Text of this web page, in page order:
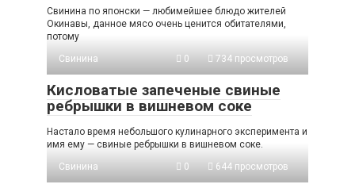
Свинина по японски — любимейшее блюдо жителей
Окинавы, данное мясо очень ценится обитателями,
потому
Свинина
0 734 просмотров
Кисловатые запеченые свиные
ребрышки в вишневом соке
Настало время небольшого кулинарного эксперимента и
имя ему — свиные ребрышки в вишневом соке.
Свинина
0 644 просмотров